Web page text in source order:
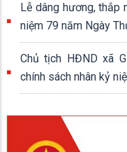
Lễ dâng hương, thắp
niệm 79 năm Ngày
Chủ tịch HĐND xã
chính sách nhân kỷ